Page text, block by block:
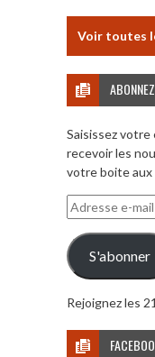
Voir toutes
Saisissez votre
recevoir les
votre boite
Adresse
e-
mail
S'abonner
Rejoignez les